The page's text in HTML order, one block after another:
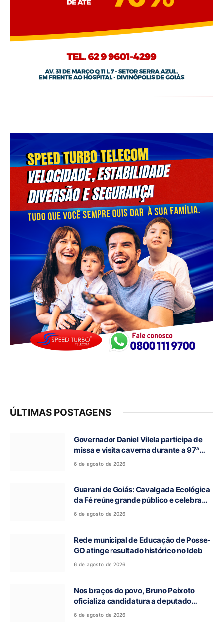
ÚLTIMAS POSTAGENS
Governador Daniel Vilela participa de
missa e visita caverna durante a 97ª
Romaria do Bom Jesus da Lapa de Terra
6 de agosto de 2026
Guarani de Goiás: Cavalgada Ecológica
da Fé reúne grande público e celebra
tradição religiosa
6 de agosto de 2026
Rede municipal de Educação de Posse-
GO atinge resultado histórico no Ideb
6 de agosto de 2026
Nos braços do povo, Bruno Peixoto
oficializa candidatura a deputado
federal em convenção do União Brasil
6 de agosto de 2026